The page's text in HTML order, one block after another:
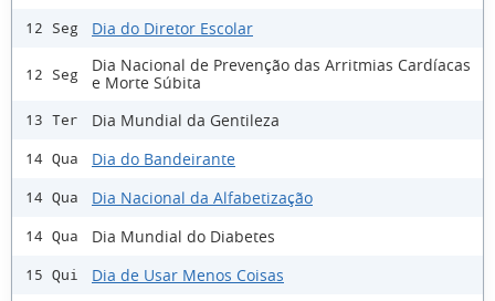
12 Seg Dia do Diretor Escolar
12 Seg
Dia Nacional de Prevenção das Arritmias Cardíacas
e Morte Súbita
13 Ter Dia Mundial da Gentileza
14 Qua Dia do Bandeirante
14 Qua Dia Nacional da Alfabetização
14 Qua Dia Mundial do Diabetes
15 Qui Dia de Usar Menos Coisas